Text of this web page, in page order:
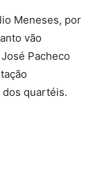
Meneses, por
vão
Pacheco
dos quartéis.